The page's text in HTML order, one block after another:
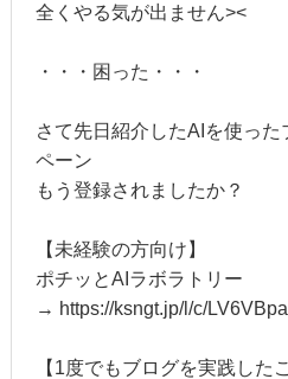
全くやる気が出ません><
・・・困った・・・
さて先日紹介したAIを使った
ペーン
もう登録されましたか？
【未経験の方向け】
ポチッとAIラボラトリー
→ https://ksngt.jp/l/c/
【1度でもブログを実践した